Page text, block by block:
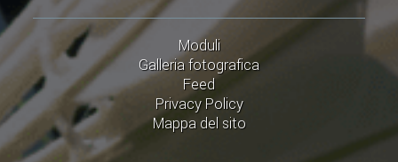
Moduli
Galleria fotografica
Feed
Privacy Policy
Mappa del sito